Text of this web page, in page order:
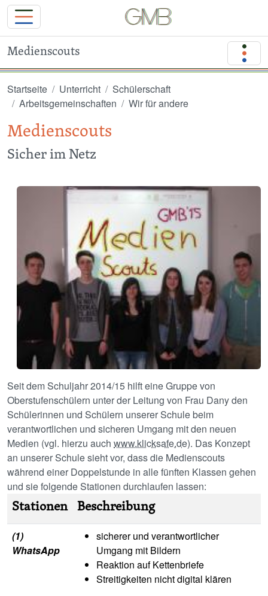
Medienscouts
Startseite Unterricht
Schülerschaft
Arbeitsgemeinschaften
Wir für andere
Medienscouts
Sicher im Netz
Image
Seit dem Schuljahr 2014/15 hilft eine Gruppe von
Oberstufenschülern unter der Leitung von Frau Dany den
Schülerinnen und Schülern unserer Schule beim
verantwortlichen und sicheren Umgang mit den neuen
Medien (vgl. hierzu auch www.klicksafe.de). Das Konzept
an unserer Schule sieht vor, dass die Medienscouts
während einer Doppelstunde in alle fünften Klassen gehen
und sie folgende Stationen durchlaufen lassen:
Stationen Beschreibung
(1)
WhatsApp
sicherer und verantwortlicher
Umgang mit Bildern
Reaktion auf Kettenbriefe
Streitigkeiten nicht digital klären